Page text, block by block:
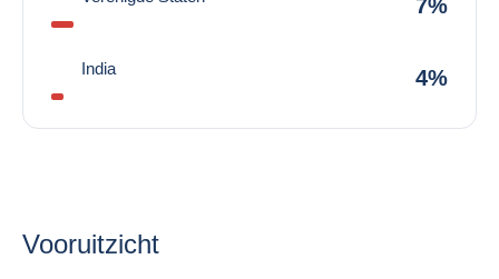
7%
India 4%
Vooruitzicht